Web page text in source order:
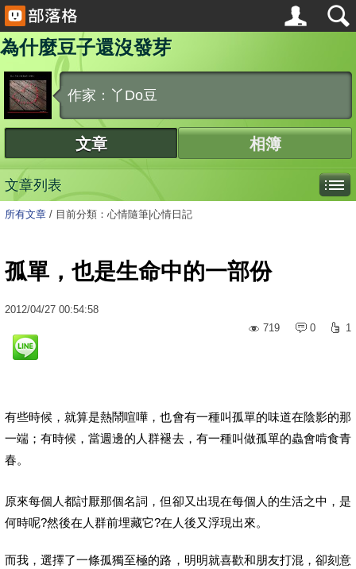
為什麼豆子還沒發芽
作家：丫Do豆
文章 相簿
文章列表
所有文章 / 目前分類：心情隨筆|心情日記
孤單，也是生命中的一部份
2012/04/27 00:54:58
719
0 1
有些時候，就算是熱鬧喧嘩，也會有一種叫孤單的味道在陰影的那
一端；有時候，當週邊的人群褪去，有一種叫做孤單的蟲會啃食青
春。
原來每個人都討厭那個名詞，但卻又出現在每個人的生活之中，是
何時呢?然後在人群前埋藏它?在人後又浮現出來。
而我，選擇了一條孤獨至極的路，明明就喜歡和朋友打混，卻刻意